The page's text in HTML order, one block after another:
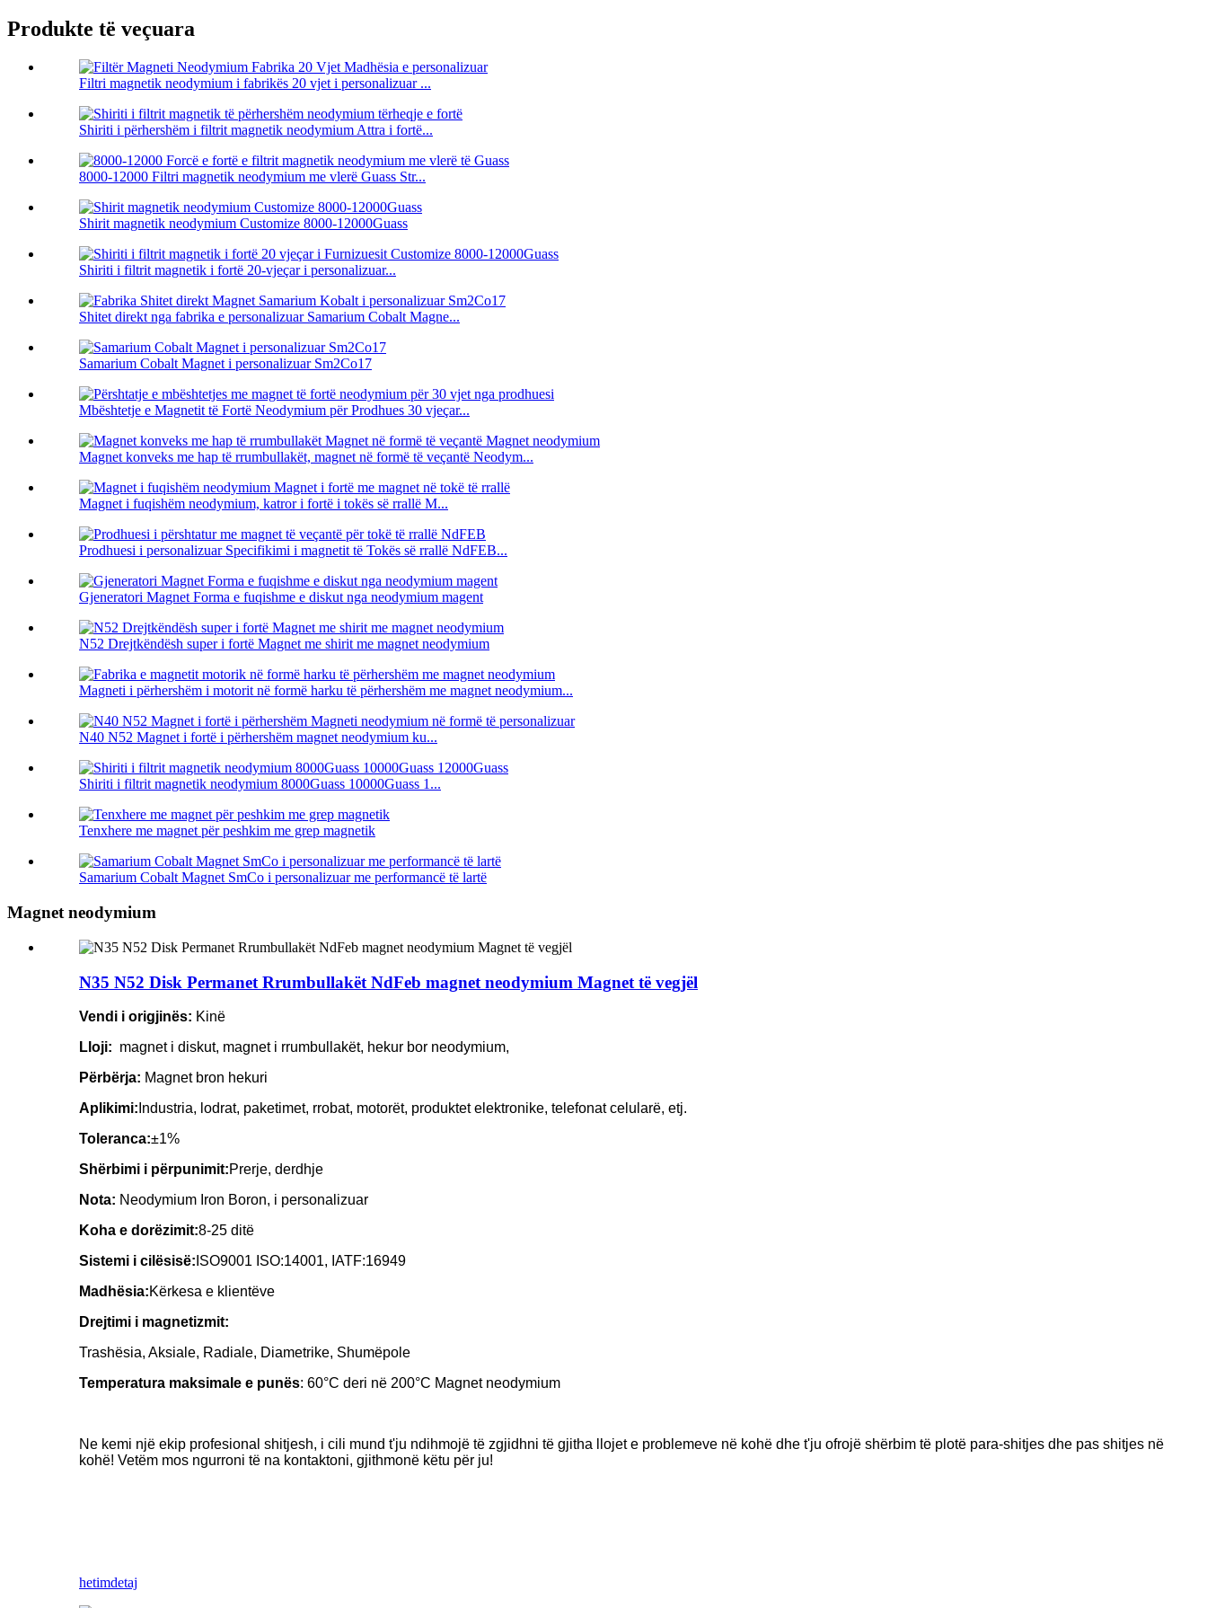
Produkte të veçuara
Filtri magnetik neodymium i fabrikës 20 vjet i personalizuar ...
Shiriti i përhershëm i filtrit magnetik neodymium Attra i fortë...
8000-12000 Filtri magnetik neodymium me vlerë Guass Str...
Shirit magnetik neodymium Customize 8000-12000Guass
Shiriti i filtrit magnetik i fortë 20-vjeçar i personalizuar...
Shitet direkt nga fabrika e personalizuar Samarium Cobalt Magne...
Samarium Cobalt Magnet i personalizuar Sm2Co17
Mbështetje e Magnetit të Fortë Neodymium për Prodhues 30 vjeçar...
Magnet konveks me hap të rrumbullakët, magnet në formë të veçantë Neodym...
Magnet i fuqishëm neodymium, katror i fortë i tokës së rrallë M...
Prodhuesi i personalizuar Specifikimi i magnetit të Tokës së rrallë NdFEB...
Gjeneratori Magnet Forma e fuqishme e diskut nga neodymium magent
N52 Drejtkëndësh super i fortë Magnet me shirit me magnet neodymium
Magneti i përhershëm i motorit në formë harku të përhershëm me magnet neodymium...
N40 N52 Magnet i fortë i përhershëm magnet neodymium ku...
Shiriti i filtrit magnetik neodymium 8000Guass 10000Guass 1...
Tenxhere me magnet për peshkim me grep magnetik
Samarium Cobalt Magnet SmCo i personalizuar me performancë të lartë
Magnet neodymium
N35 N52 Disk Permanet Rrumbullakët NdFeb magnet neodymium Magnet të vegjël
Vendi i origjinës: Kinë
Lloji: magnet i diskut, magnet i rrumbullakët, hekur bor neodymium,
Përbërja: Magnet bron hekuri
Aplikimi: Industria, lodrat, paketimet, rrobat, motorët, produktet elektronike, telefonat celularë, etj.
Toleranca:±1%
Shërbimi i përpunimit:Prerje, derdhje
Nota: Neodymium Iron Boron, i personalizuar
Koha e dorëzimit:8-25 ditë
Sistemi i cilësisë: ISO9001 ISO:14001, IATF:16949
Madhësia:Kërkesa e klientëve
Drejtimi i magnetizmit:
Trashësia, Aksiale, Radiale, Diametrike, Shumëpole
Temperatura maksimale e punës: 60°C deri në 200°C Magnet neodymium
Ne kemi një ekip profesional shitjesh, i cili mund t'ju ndihmojë të zgjidhni të gjitha llojet e problemeve në kohë dhe t'ju ofrojë shërbim të plotë para-shitjes dhe pas shitjes në
kohë! Vetëm mos ngurroni të na kontaktoni, gjithmonë këtu për ju!
hetimdetaj